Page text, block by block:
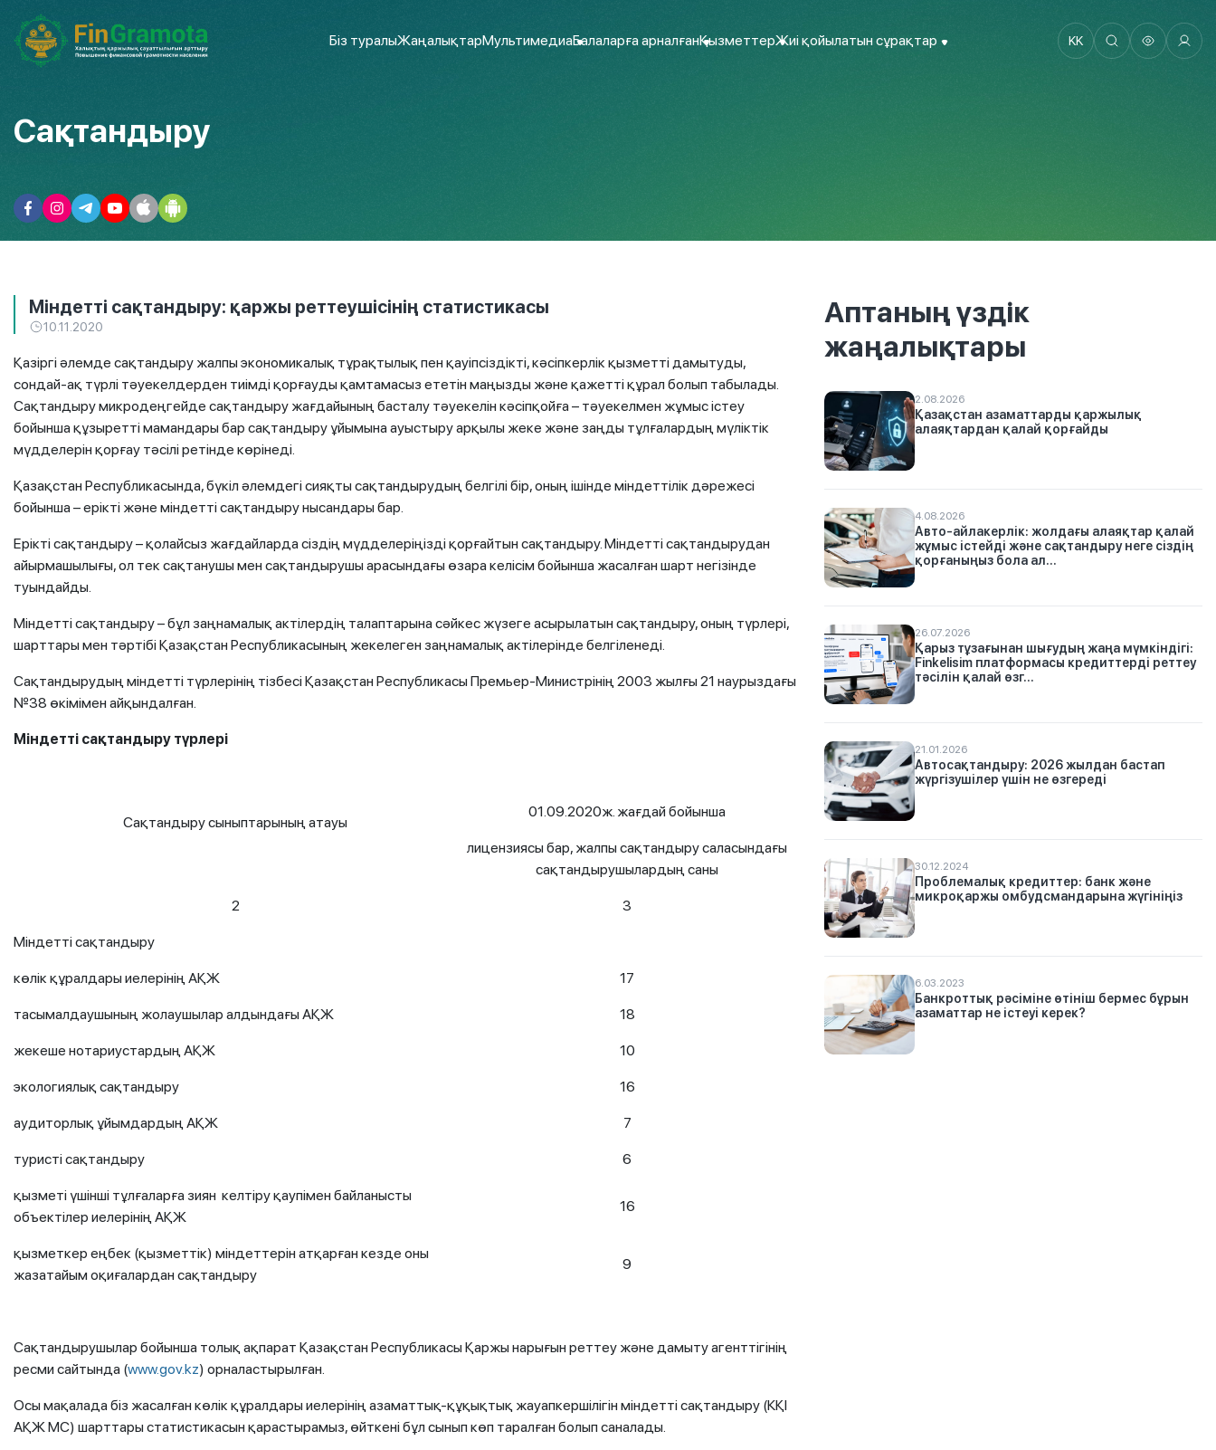
Біз туралыЖаңалықтарМультимедиаБалаларға арналғанҚызметтерЖиі қойылатын сұрақтар KK
Сақтандыру
Міндетті сақтандыру: қаржы реттеушісінің статистикасы
10.11.2020
Қазіргі әлемде сақтандыру жалпы экономикалық тұрақтылық пен қауіпсіздікті, кәсіпкерлік қызметті дамытуды,
сондай-ақ түрлі тәуекелдерден тиімді қорғауды қамтамасыз ететін маңызды және қажетті құрал болып табылады.
Сақтандыру микродеңгейде сақтандыру жағдайының басталу тәуекелін кәсіпқойға – тәуекелмен жұмыс істеу
бойынша құзыретті мамандары бар сақтандыру ұйымына ауыстыру арқылы жеке және заңды тұлғалардың мүліктік
мүдделерін қорғау тәсілі ретінде көрінеді.
Қазақстан Республикасында, бүкіл әлемдегі сияқты сақтандырудың белгілі бір, оның ішінде міндеттілік дәрежесі
бойынша – ерікті және міндетті сақтандыру нысандары бар.
Ерікті сақтандыру – қолайсыз жағдайларда сіздің мүдделеріңізді қорғайтын сақтандыру. Міндетті сақтандырудан
айырмашылығы, ол тек сақтанушы мен сақтандырушы арасындағы өзара келісім бойынша жасалған шарт негізінде
туындайды.
Міндетті сақтандыру – бұл заңнамалық актілердің талаптарына сәйкес жүзеге асырылатын сақтандыру, оның түрлері,
шарттары мен тәртібі Қазақстан Республикасының жекелеген заңнамалық актілерінде белгіленеді.
Сақтандырудың міндетті түрлерінің тізбесі Қазақстан Республикасы Премьер-Министрінің 2003 жылғы 21 наурыздағы
№38 өкімімен айқындалған.
Міндетті сақтандыру түрлері
Сақтандыру сыныптарының атауы
01.09.2020ж. жағдай бойынша
лицензиясы бар, жалпы сақтандыру саласындағы
сақтандырушылардың саны
2 3
Міндетті сақтандыру
көлік құралдары иелерінің АҚЖ 17
тасымалдаушының жолаушылар алдындағы АҚЖ 18
жекеше нотариустардың АҚЖ 10
экологиялық сақтандыру 16
аудиторлық ұйымдардың АҚЖ 7
туристі сақтандыру 6
қызметі үшінші тұлғаларға зиян келтіру қаупімен байланысты
объектілер иелерінің АҚЖ
16
қызметкер еңбек (қызметтік) міндеттерін атқарған кезде оны
жазатайым оқиғалардан сақтандыру
9
Сақтандырушылар бойынша толық ақпарат Қазақстан Республикасы Қаржы нарығын реттеу және дамыту агенттігінің
ресми сайтында (www.gov.kz) орналастырылған.
Осы мақалада біз жасалған көлік құралдары иелерінің азаматтық-құқықтық жауапкершілігін міндетті сақтандыру (КҚІ
АҚЖ МС) шарттары статистикасын қарастырамыз, өйткені бұл сынып көп таралған болып саналады.
Аптаның үздік
жаңалықтары
2.08.2026
Қазақстан азаматтарды қаржылық
алаяқтардан қалай қорғайды
4.08.2026
Авто-айлакерлік: жолдағы алаяқтар қалай
жұмыс істейді және сақтандыру неге сіздің
қорғаныңыз бола ал...
26.07.2026
Қарыз тұзағынан шығудың жаңа мүмкіндігі:
Finkelisim платформасы кредиттерді реттеу
тәсілін қалай өзг...
21.01.2026
Автосақтандыру: 2026 жылдан бастап
жүргізушілер үшін не өзгереді
30.12.2024
Проблемалық кредиттер: банк және
микроқаржы омбудсмандарына жүгініңіз
6.03.2023
Банкроттық рәсіміне өтініш бермес бұрын
азаматтар не істеуі керек?